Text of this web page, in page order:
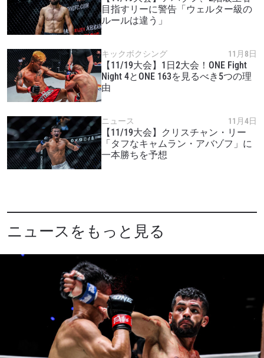
目指すリーに警告「ウェルター級の
ルールは違う」
キックボクシング 11月8日
【11/19大会】1日2大会！ONE Fight
Night 4とONE 163を見るべき5つの理
由
ニュース 11月4日
【11/19大会】クリスチャン・リー
「タフなキャムラン・アバゾフ」に
一本勝ちを予想
ニュースをもっと見る
社のプライバシーポリシーに基づく情報の収集、
使用および開示に同意したことになります。お客
様は、いつでも配信を停止することができます。